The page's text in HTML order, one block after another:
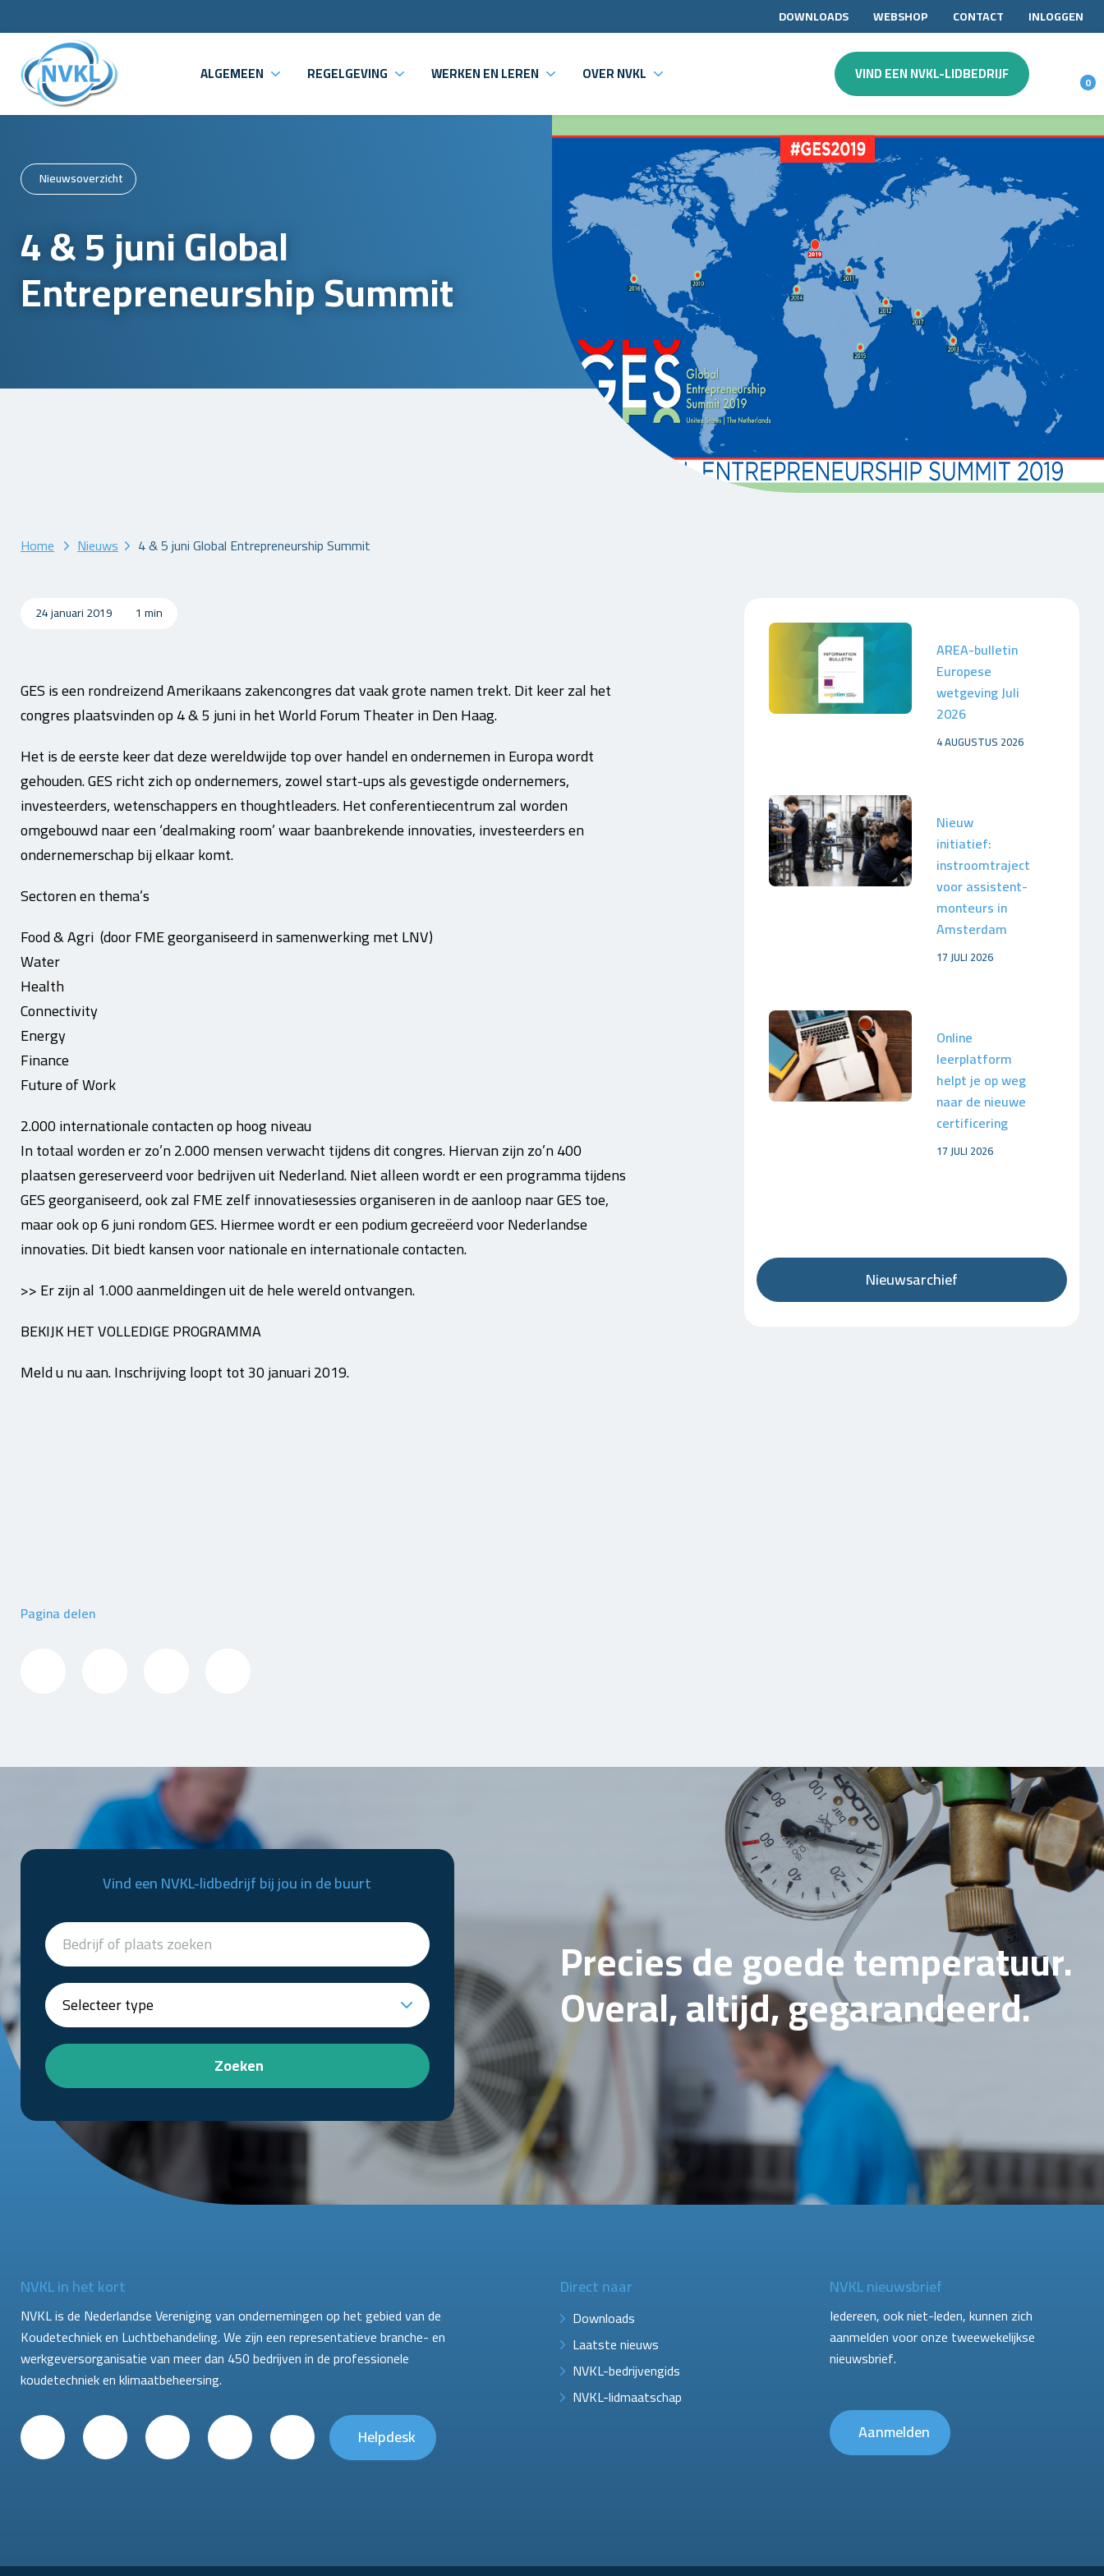
DOWNLOADS WEBSHOP CONTACT INLOGGEN
ALGEMEEN REGELGEVING WERKEN EN LEREN OVER NVKL VIND EEN NVKL-LIDBEDRIJF 0
Nieuwsoverzicht
4 & 5 juni Global
Entrepreneurship Summit
Home Nieuws 4 & 5 juni Global Entrepreneurship Summit
24 januari 2019 1 min
GES is een rondreizend Amerikaans zakencongres dat vaak grote namen trekt. Dit keer zal het
congres plaatsvinden op 4 & 5 juni in het World Forum Theater in Den Haag.
Het is de eerste keer dat deze wereldwijde top over handel en ondernemen in Europa wordt
gehouden. GES richt zich op ondernemers, zowel start-ups als gevestigde ondernemers,
investeerders, wetenschappers en thoughtleaders. Het conferentiecentrum zal worden
omgebouwd naar een ‘dealmaking room’ waar baanbrekende innovaties, investeerders en
ondernemerschap bij elkaar komt.
Sectoren en thema’s
Food & Agri (door FME georganiseerd in samenwerking met LNV)
Water
Health
Connectivity
Energy
Finance
Future of Work
2.000 internationale contacten op hoog niveau
In totaal worden er zo’n 2.000 mensen verwacht tijdens dit congres. Hiervan zijn zo’n 400
plaatsen gereserveerd voor bedrijven uit Nederland. Niet alleen wordt er een programma tijdens
GES georganiseerd, ook zal FME zelf innovatiesessies organiseren in de aanloop naar GES toe,
maar ook op 6 juni rondom GES. Hiermee wordt er een podium gecreëerd voor Nederlandse
innovaties. Dit biedt kansen voor nationale en internationale contacten.
>> Er zijn al 1.000 aanmeldingen uit de hele wereld ontvangen.
BEKIJK HET VOLLEDIGE PROGRAMMA
Meld u nu aan. Inschrijving loopt tot 30 januari 2019.
Pagina delen
AREA-bulletin
Europese
wetgeving Juli
2026
4 AUGUSTUS 2026
Nieuw
initiatief:
instroomtraject
voor assistent-
monteurs in
Amsterdam
17 JULI 2026
Online
leerplatform
helpt je op weg
naar de nieuwe
certificering
17 JULI 2026
Nieuwsarchief
Vind een NVKL-lidbedrijf bij jou in de buurt
Zoeken
Precies de goede temperatuur.
Overal, altijd, gegarandeerd.
NVKL in het kort
NVKL is de Nederlandse Vereniging van ondernemingen op het gebied van de
Koudetechniek en Luchtbehandeling. We zijn een representatieve branche- en
werkgeversorganisatie van meer dan 450 bedrijven in de professionele
koudetechniek en klimaatbeheersing.
Helpdesk
Direct naar
Downloads
Laatste nieuws
NVKL-bedrijvengids
NVKL-lidmaatschap
NVKL nieuwsbrief
Iedereen, ook niet-leden, kunnen zich
aanmelden voor onze tweewekelijkse
nieuwsbrief.
Aanmelden